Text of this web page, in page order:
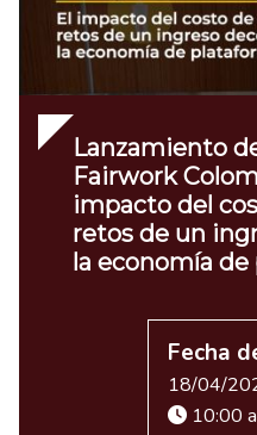
Lanzamiento
Fairwork
impacto del
retos de un
la economía
Fecha
18/04/
10:00